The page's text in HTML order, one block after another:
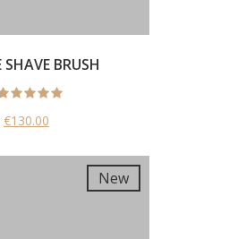
BRUSH
€130.00
New